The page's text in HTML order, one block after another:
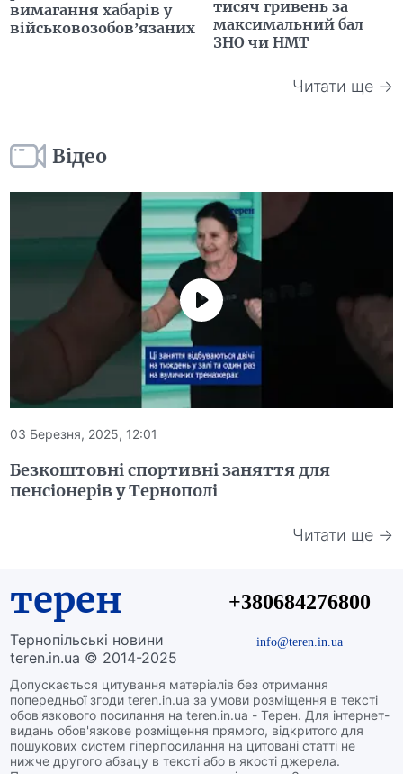
вимагання хабарів у
військовозобов’язаних
тисяч гривень за
максимальний бал
ЗНО чи НМТ
Читати ще →
Відео
03 Березня, 2025, 12:01
Безкоштовні спортивні заняття для
пенсіонерів у Тернополі
Читати ще →
терен
Тернопільські новини
teren.in.ua © 2014-2025
Допускається цитування матеріалів без отримання
попередньої згоди teren.in.ua за умови розміщення в тексті
обов'язкового посилання на teren.in.ua - Терен. Для інтернет-
видань обов'язкове розміщення прямого, відкритого для
пошукових систем гіперпосилання на цитовані статті не
нижче другого абзацу в тексті або в якості джерела.
+380684276800
info@teren.in.ua